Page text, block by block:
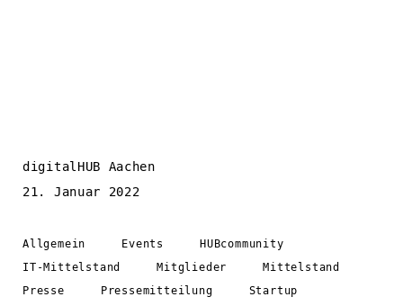
digitalHUB Aachen
21. Januar 2022
Allgemein Events
HUBcommunity
IT-Mittelstand
Mitglieder
Mittelstand
Presse
Pressemitteilung Startup